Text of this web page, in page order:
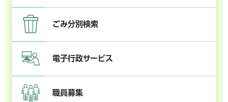
ごみ分別検索
電子行政サービス
職員募集